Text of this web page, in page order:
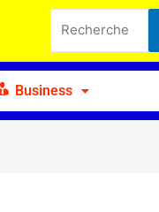
pour :
Business